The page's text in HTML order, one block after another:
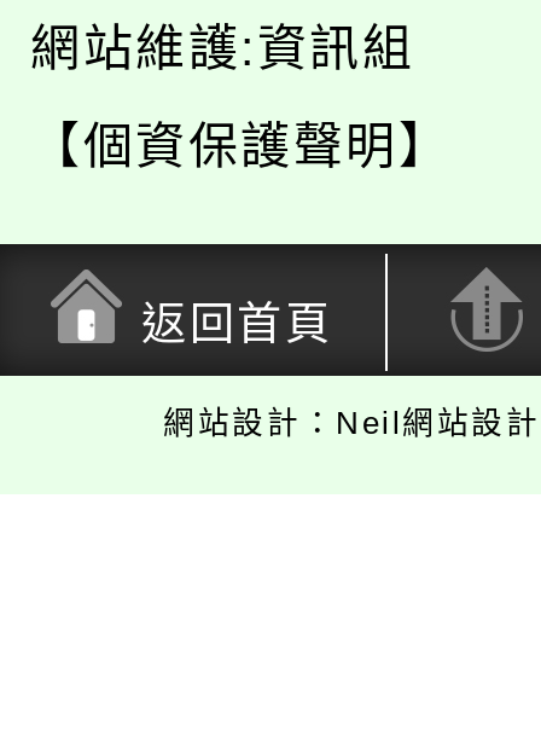
網站維護:資訊組
【個資保護聲明】
返回首頁
網站設計：Neil網站設